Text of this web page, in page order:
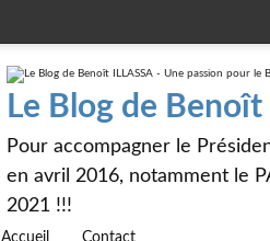
Le Blog de
Pour accompagner le
en avril 2016, notamment le
2021 !!!
Accueil Contact